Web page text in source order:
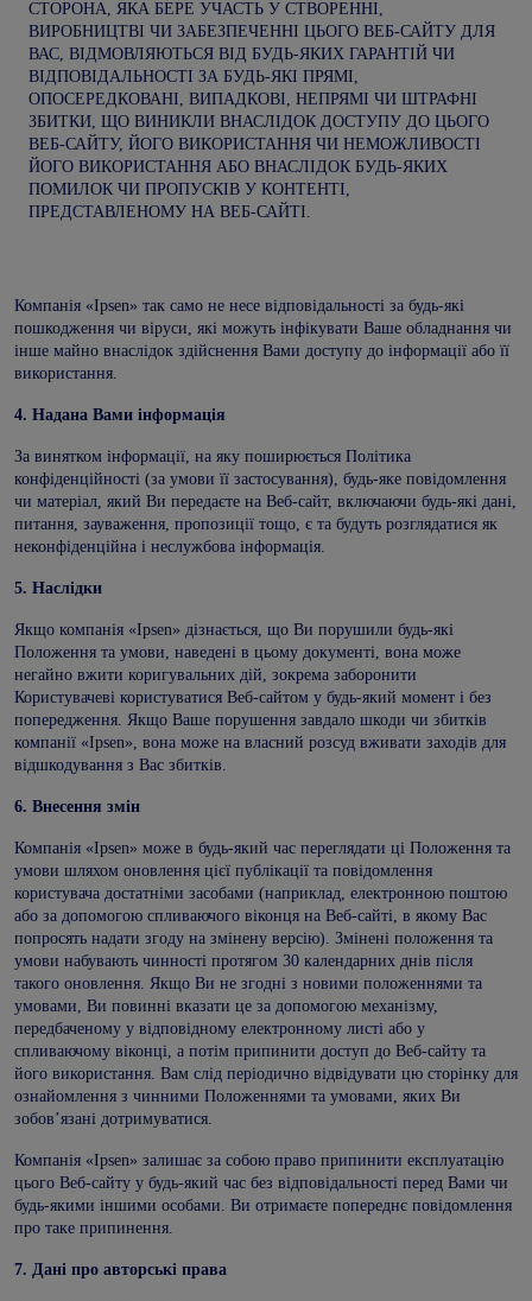
СТОРОНА, ЯКА БЕРЕ УЧАСТЬ У СТВОРЕННІ,
ВИРОБНИЦТВІ ЧИ ЗАБЕЗПЕЧЕННІ ЦЬОГО ВЕБ-САЙТУ ДЛЯ
ВАС, ВІДМОВЛЯЮТЬСЯ ВІД БУДЬ-ЯКИХ ГАРАНТІЙ ЧИ
ВІДПОВІДАЛЬНОСТІ ЗА БУДЬ-ЯКІ ПРЯМІ,
ОПОСЕРЕДКОВАНІ, ВИПАДКОВІ, НЕПРЯМІ ЧИ ШТРАФНІ
ЗБИТКИ, ЩО ВИНИКЛИ ВНАСЛІДОК ДОСТУПУ ДО ЦЬОГО
ВЕБ-САЙТУ, ЙОГО ВИКОРИСТАННЯ ЧИ НЕМОЖЛИВОСТІ
ЙОГО ВИКОРИСТАННЯ АБО ВНАСЛІДОК БУДЬ-ЯКИХ
ПОМИЛОК ЧИ ПРОПУСКІВ У КОНТЕНТІ,
ПРЕДСТАВЛЕНОМУ НА ВЕБ-САЙТІ.
Компанія «Ipsen» так само не несе відповідальності за будь-які
пошкодження чи віруси, які можуть інфікувати Ваше обладнання чи
інше майно внаслідок здійснення Вами доступу до інформації або її
використання.
4. Надана Вами інформація
За винятком інформації, на яку поширюється Політика
конфіденційності (за умови її застосування), будь-яке повідомлення
чи матеріал, який Ви передаєте на Веб-сайт, включаючи будь-які дані,
питання, зауваження, пропозиції тощо, є та будуть розглядатися як
неконфіденційна і неслужбова інформація.
5. Наслідки
Якщо компанія «Ipsen» дізнається, що Ви порушили будь-які
Положення та умови, наведені в цьому документі, вона може
негайно вжити коригувальних дій, зокрема заборонити
Користувачеві користуватися Веб-сайтом у будь-який момент і без
попередження. Якщо Ваше порушення завдало шкоди чи збитків
компанії «Ipsen», вона може на власний розсуд вживати заходів для
відшкодування з Вас збитків.
6. Внесення змін
Компанія «Ipsen» може в будь-який час переглядати ці Положення та
умови шляхом оновлення цієї публікації та повідомлення
користувача достатніми засобами (наприклад, електронною поштою
або за допомогою спливаючого віконця на Веб-сайті, в якому Вас
попросять надати згоду на змінену версію). Змінені положення та
умови набувають чинності протягом 30 календарних днів після
такого оновлення. Якщо Ви не згодні з новими положеннями та
умовами, Ви повинні вказати це за допомогою механізму,
передбаченому у відповідному електронному листі або у
спливаючому віконці, а потім припинити доступ до Веб-сайту та
його використання. Вам слід періодично відвідувати цю сторінку для
ознайомлення з чинними Положеннями та умовами, яких Ви
зобов’язані дотримуватися.
Компанія «Ipsen» залишає за собою право припинити експлуатацію
цього Веб-сайту у будь-який час без відповідальності перед Вами чи
будь-якими іншими особами. Ви отримаєте попереднє повідомлення
про таке припинення.
7. Дані про авторські права